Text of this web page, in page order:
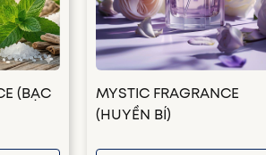
(BẠC
MYSTIC FRAGRANCE
(HUYỀN BÍ)